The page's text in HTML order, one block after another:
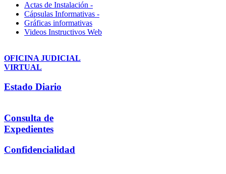
Actas de Instalación -
Cápsulas Informativas -
Gráficas informativas
Videos Instructivos Web
OFICINA JUDICIAL
VIRTUAL
Estado Diario
Consulta de
Expedientes
Confidencialidad